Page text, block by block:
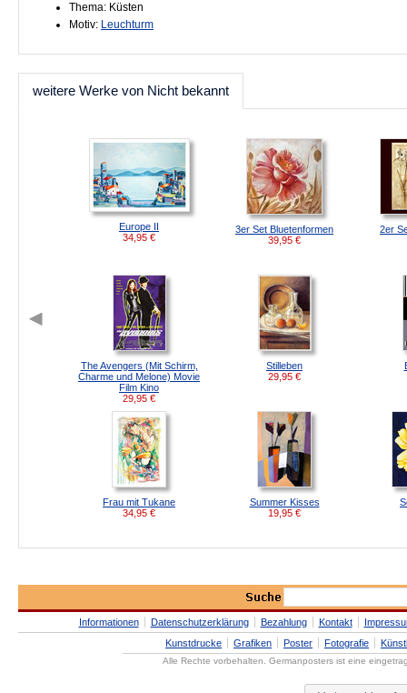
Thema: Küsten
Motiv: Leuchturm
weitere Werke von Nicht bekannt
Europe II
34,95 €
3er Set Bluetenformen
39,95 €
2er
The Avengers (Mit Schirm,
Charme und Melone) Movie
Film Kino
29,95 €
Stilleben
29,95 €
Frau mit Tukane
34,95 €
Summer Kisses
19,95 €
Informationen Datenschutzerklärung Bezahlung Kontakt
Kunstdrucke
Grafiken Poster Fotografie
Alle Rechte vorbehalten. Germanposters ist eine